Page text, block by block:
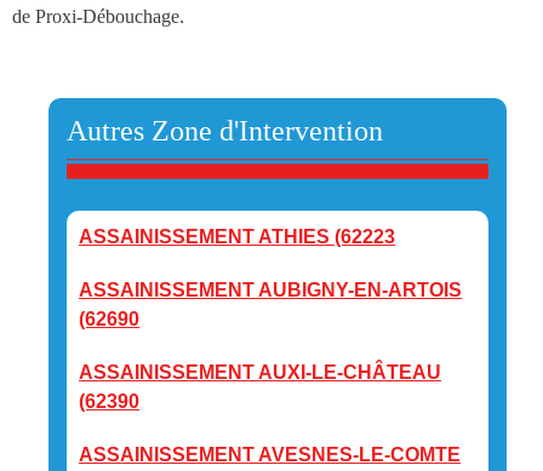
de Proxi-Débouchage.
Autres Zone d'Intervention
ASSAINISSEMENT ATHIES (62223
ASSAINISSEMENT AUBIGNY-EN-ARTOIS
(62690
ASSAINISSEMENT AUXI-LE-CHÂTEAU
(62390
ASSAINISSEMENT AVESNES-LE-COMTE